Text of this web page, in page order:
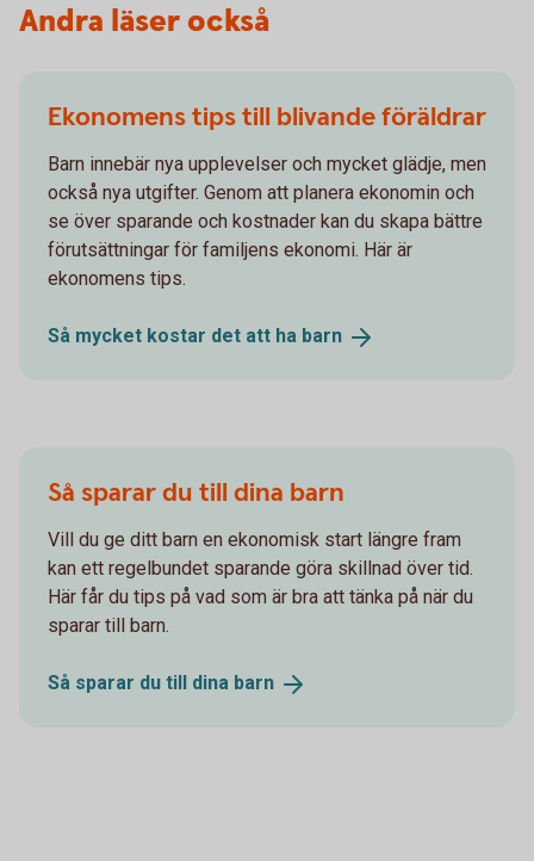
Andra läser också
Ekonomens tips till blivande föräldrar
Barn innebär nya upplevelser och mycket glädje, men
också nya utgifter. Genom att planera ekonomin och
se över sparande och kostnader kan du skapa bättre
förutsättningar för familjens ekonomi. Här är
ekonomens tips.
Så mycket kostar det att ha barn
Så sparar du till dina barn
Vill du ge ditt barn en ekonomisk start längre fram
kan ett regelbundet sparande göra skillnad över tid.
Här får du tips på vad som är bra att tänka på när du
sparar till barn.
Så sparar du till dina barn